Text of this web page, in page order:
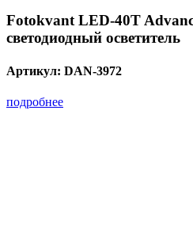
Fotokvant LED-40T
светодиодный осветитель
Артикул: DAN-3972
подробнее